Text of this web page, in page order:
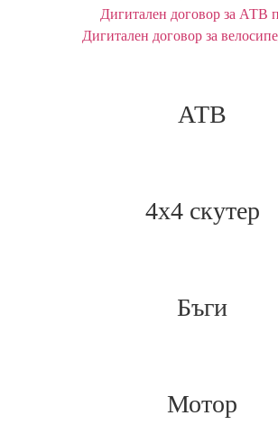
Дигитален договор за АТВ
Дигитален договор за
АТВ
4х4 скутер
Бъги
Мотор